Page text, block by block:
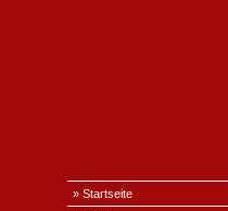
» Startseite